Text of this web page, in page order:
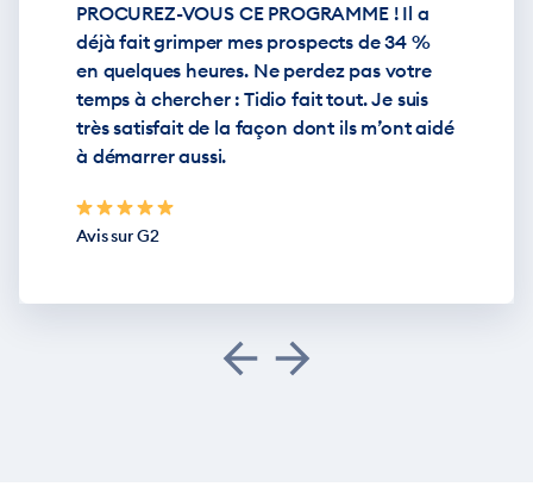
PROCUREZ-VOUS CE PROGRAMME ! Il a
déjà fait grimper mes prospects de 34 %
en quelques heures. Ne perdez pas votre
temps à chercher : Tidio fait tout. Je suis
très satisfait de la façon dont ils m’ont aidé
à démarrer aussi.
Avis sur G2